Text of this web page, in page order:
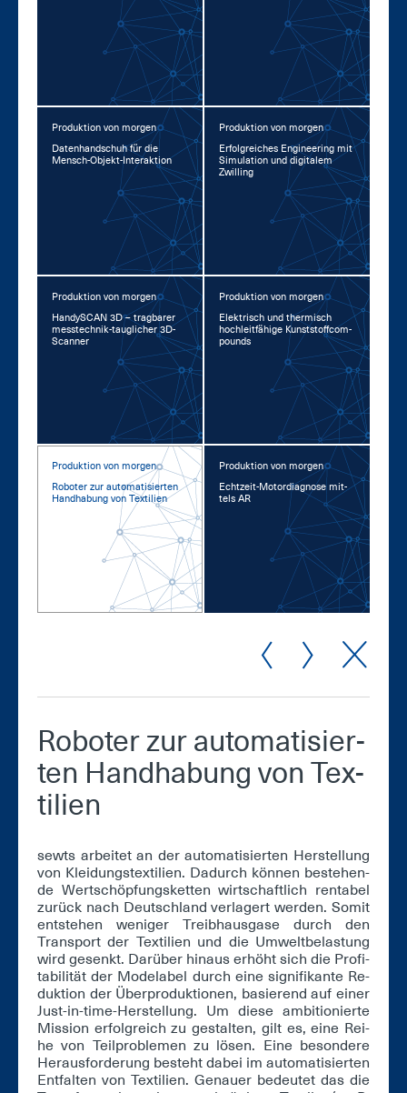
Produktion von morgen
Da­ten­hand­schuh für die
Mensch-Ob­jekt-In­ter­ak­ti­on
Produktion von morgen
Er­folg­rei­ches En­gi­nee­ring mit
Si­mu­la­ti­on und di­gi­ta­lem
Zwil­ling
Produktion von morgen
Han­dy­SCAN 3D – trag­ba­rer
mess­tech­nik-taug­li­cher 3D-
Scan­ner
Produktion von morgen
Elek­trisch und ther­misch
hoch­leit­fä­hi­ge Kunst­stoff­com­
pounds
Produktion von morgen
Ro­bo­ter zur au­to­ma­ti­sier­ten
Hand­ha­bung von Tex­ti­li­en
Produktion von morgen
Echt­zeit-Mo­tor­dia­gno­se mit­
tels AR
Ro­bo­ter zur au­to­ma­ti­sier­
ten Hand­ha­bung von Tex­
ti­li­en
sewts ar­bei­tet an der au­to­ma­ti­sier­ten Her­stel­lung
von Klei­dungs­tex­ti­li­en. Da­durch kön­nen be­stehen­
de Wert­schöp­fungs­ket­ten wirt­schaft­lich ren­ta­bel
zu­rück nach Deutsch­land ver­la­gert wer­den. So­mit
ent­ste­hen we­ni­ger Treib­haus­ga­se durch den
Trans­port der Tex­ti­li­en und die Um­welt­be­las­tung
wird ge­senkt. Dar­über hin­aus er­höht sich die Pro­fi­
ta­bi­li­tät der Mo­de­la­bel durch ei­ne si­gni­fi­kan­te Re­
duk­ti­on der Über­pro­duk­tio­nen, ba­sie­rend auf ei­ner
Just-in-time-Her­stel­lung. Um die­se am­bi­tio­nier­te
Mis­si­on er­folg­reich zu ge­stal­ten, gilt es, ei­ne Rei­
he von Teil­pro­ble­men zu lö­sen. Ei­ne be­son­de­re
Her­aus­for­de­rung be­steht da­bei im au­to­ma­ti­sier­ten
Ent­fal­ten von Tex­ti­li­en. Ge­nau­er be­deu­tet das die